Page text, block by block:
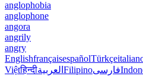
anglophobia
anglophone
angora
angrily
angry
EnglishfrançaisespañolTürkçe
Việtहिन्दीالعربية Filipinoفارسی